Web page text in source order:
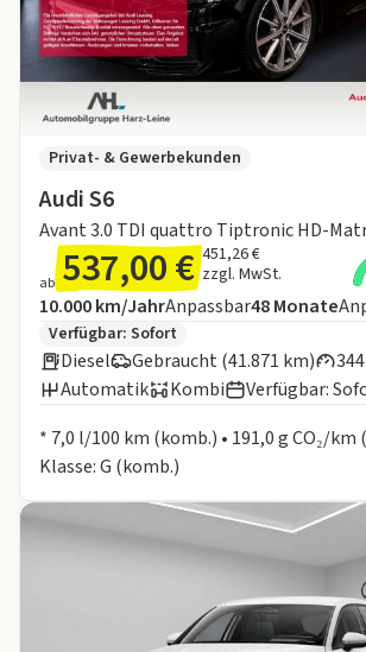
Audi S6
Privat- & Gewerbekunden
ab 537,00 € 451,26 €
zzgl. MwSt.
Angebotsdetails:
Inklusive Laufleistung
10.000 km/JahrAnpassbarLaufzeit
48Monate
Zusätzliche Fahrzeuginformationen:
Verfügbar: Sofort
Diesel Gebraucht (41.871 km)
Automatik
Kombi
Verfügbar:
* 7,0 l/100 km (komb.) • 191,0 g CO₂/km
Klasse: G (komb.)